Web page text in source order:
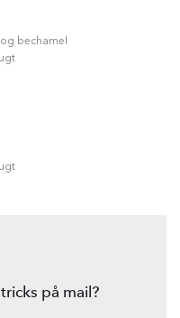
bechamel
på mail?